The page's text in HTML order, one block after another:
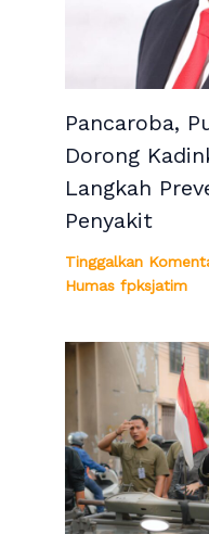
Pancaroba,
Dorong
Langkah
Penyakit
Tinggalkan
Humas fpksjatim